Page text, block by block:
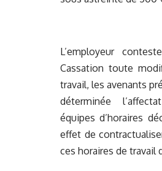
L’employeur
Cassation toute
travail, les avenants
déterminée
équipes d’horaires
effet de
ces horaires de travail